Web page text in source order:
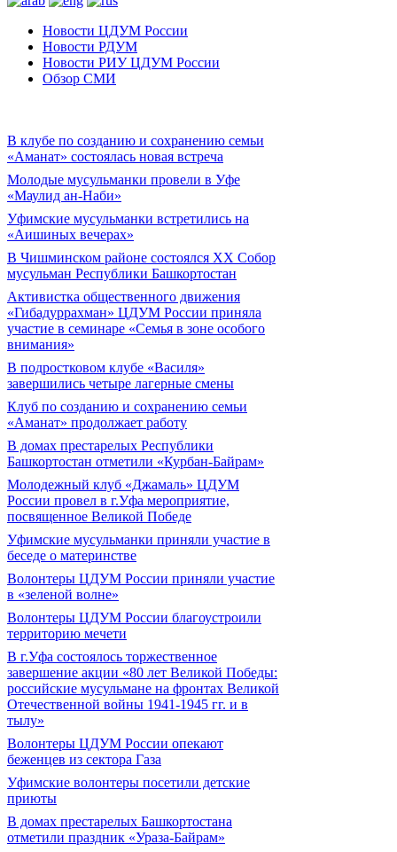
Новости ЦДУМ России
Новости РДУМ
Новости РИУ ЦДУМ России
Обзор СМИ
В клубе по созданию и сохранению семьи
«Аманат» состоялась новая встреча
Молодые мусульманки провели в Уфе
«Маулид ан-Наби»
Уфимские мусульманки встретились на
«Аишиных вечерах»
В Чишминском районе состоялся XX Собор
мусульман Республики Башкортостан
Активистка общественного движения
«Гибадуррахман» ЦДУМ России приняла
участие в семинаре «Семья в зоне особого
внимания»
В подростковом клубе «Василя»
завершились четыре лагерные смены
Клуб по созданию и сохранению семьи
«Аманат» продолжает работу
В домах престарелых Республики
Башкортостан отметили «Курбан-Байрам»
Молодежный клуб «Джамаль» ЦДУМ
России провел в г.Уфа мероприятие,
посвященное Великой Победе
Уфимские мусульманки приняли участие в
беседе о материнстве
Волонтеры ЦДУМ России приняли участие
в «зеленой волне»
Волонтеры ЦДУМ России благоустроили
территорию мечети
В г.Уфа состоялось торжественное
завершение акции «80 лет Великой Победы:
российские мусульмане на фронтах Великой
Отечественной войны 1941-1945 гг. и в
тылу»
Волонтеры ЦДУМ России опекают
беженцев из сектора Газа
Уфимские волонтеры посетили детские
приюты
В домах престарелых Башкортостана
отметили праздник «Ураза-Байрам»